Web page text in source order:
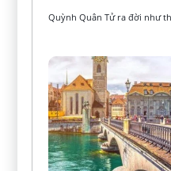
Quỳnh Quân Tử ra đời như